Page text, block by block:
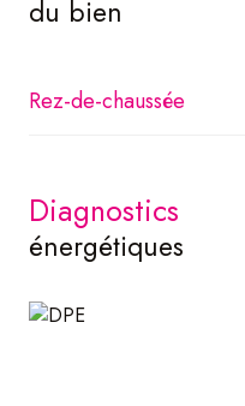
du bien
Rez-de-chaussée
cave
diagnostics
énergétiques